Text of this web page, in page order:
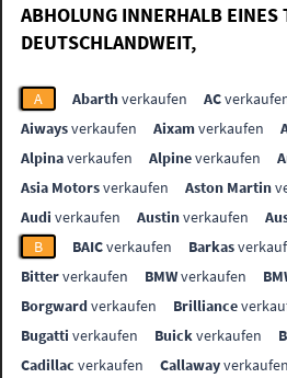
ABHOLUNG INNERHALB EINES
DEUTSCHLANDWEIT,
A Abarthverkaufen AC
Aiwaysverkaufen Aixamverkaufen
Alpinaverkaufen Alpineverkaufen
Asia Motorsverkaufen Aston Martin
Audi verkaufen Austinverkaufen
B
BAICverkaufen Barkas
Bitterverkaufen BMWverkaufen
Borgwardverkaufen Brilliance
Bugatti verkaufen Buickverkaufen
Cadillac verkaufen Callawayverkaufen